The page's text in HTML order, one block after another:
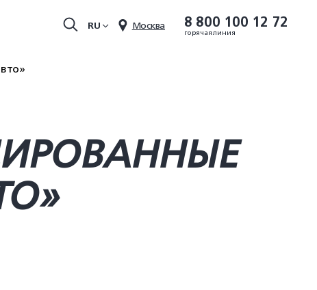
8 800 100 12 72
горячая линия
Москва
RU